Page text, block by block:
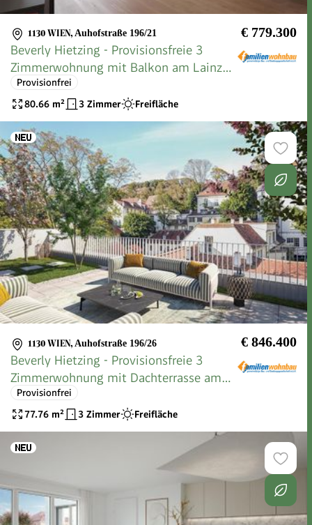
1130 WIEN, Auhofstraße 196/21 € 779.300
Beverly Hietzing - Provisionsfreie 3
Zimmerwohnung mit Balkon am Lainzer
Tiergar
Provisionfrei
80.66 m² 3 Zimmer Freifläche
1130 WIEN, Auhofstraße 196/26 € 846.400
Beverly Hietzing - Provisionsfreie 3
Zimmerwohnung mit Dachterrasse am
Lainzer T
Provisionfrei
77.76 m² 3 Zimmer Freifläche